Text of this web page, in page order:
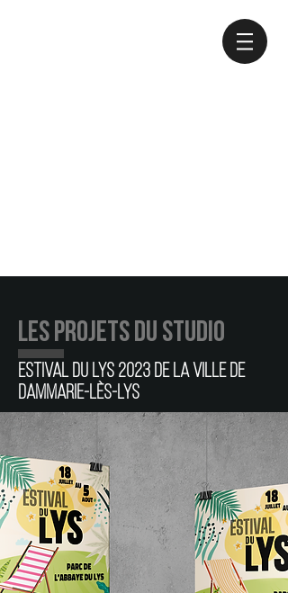
Les projets du studio
estival du lys 2023 de la ville de
dammarie-lès-lys